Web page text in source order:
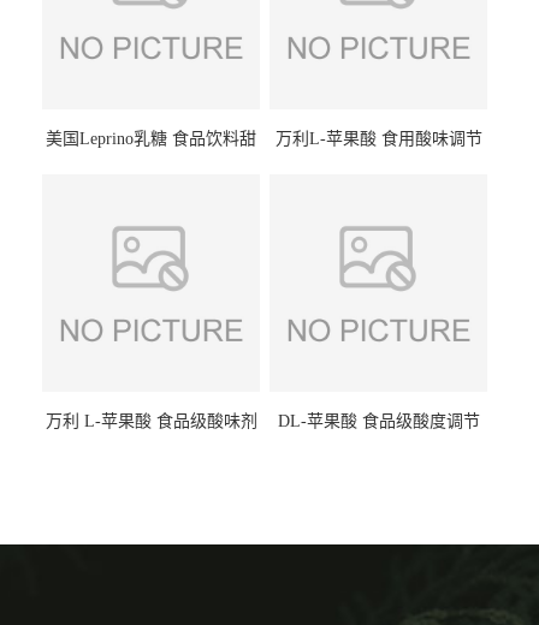
美国Leprino乳糖 食品饮料甜
万利L-苹果酸 食用酸味调节
万利 L-苹果酸 食品级酸味剂
DL-苹果酸 食品级酸度调节